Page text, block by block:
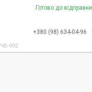
Готово до відправки
+380 (98) 634-04-96
ЧБ-002